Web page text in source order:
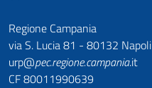
Regione Campania
via S. Lucia 81 - 80132 Napoli
urp@pec.regione.campania.it
CF 80011990639